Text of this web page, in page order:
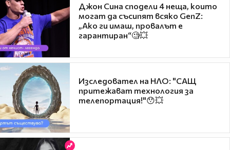
Джон Сина сподели 4 неща, които
могат да съсипят всяко GenZ:
„Ако ги имаш, провалът е
гарантиран“🧐💥
Изследовател на НЛО: "САЩ
притежават технология за
телепортация!"😯💥